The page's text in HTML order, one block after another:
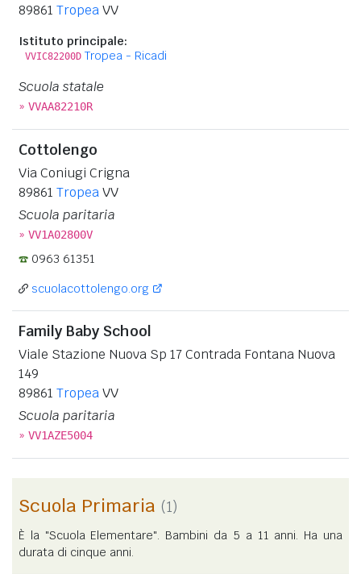
89861 TropeaVV
Istituto principale:
VVIC82200D Tropea - Ricadi
Scuola statale
» VVAA82210R
Cottolengo
Via Coniugi Crigna
89861 TropeaVV
Scuola paritaria
» VV1A02800V
0963 61351
scuolacottolengo.org
Family Baby School
Viale Stazione Nuova Sp 17 Contrada Fontana Nuova
149
89861 TropeaVV
Scuola paritaria
» VV1AZE5004
Scuola Primaria (1)
È la "Scuola Elementare". Bambini da 5 a 11 anni. Ha una
durata di cinque anni.